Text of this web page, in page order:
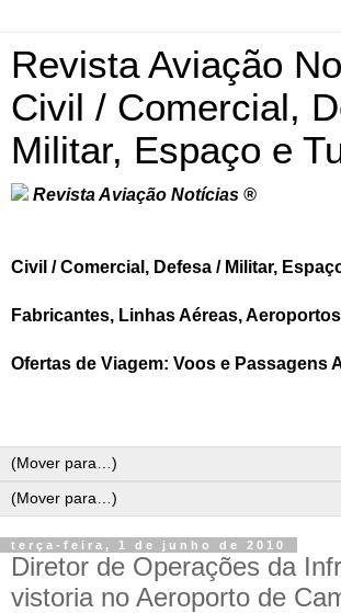
Revista Aviação
Civil / Comercial,
Militar, Espaço e
Revista Aviação Notícias ®
Civil / Comercial, Defesa / Militar,
Fabricantes, Linhas Aéreas,
Ofertas de Viagem: Voos e Passagens
terça-feira, 1 de junho de 2010
Diretor de Operações da
vistoria no Aeroporto de